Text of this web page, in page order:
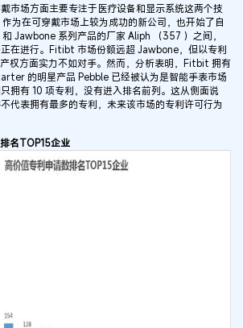
场方面主要专注于医疗设备和显示系统这两个技
为在可穿戴市场上较为成功的新公司，也开始了自
Jawbone 系列产品的厂家 Aliph （357 ）之间，
在进行。Fitibt 市场份额远超 Jawbone，但以专利
权方面实力不如对手。然而，分析表明，Fitbit 拥有
的明星产品 Pebble 已经被认为是智能手表市场
拥有 10 项专利，没有进入排名前列。这从侧面说
代表拥有最多的专利，未来该市场的专利许可行为
名TOP15企业